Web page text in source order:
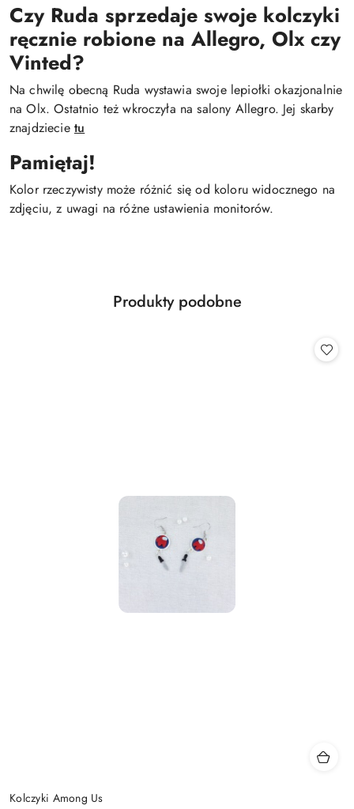
Czy Ruda sprzedaje swoje kolczyki
ręcznie robione na Allegro, Olx czy
Vinted?
Na chwilę obecną Ruda wystawia swoje lepiołki okazjonalnie
na Olx. Ostatnio też wkroczyła na salony Allegro. Jej skarby
znajdziecie tu
Pamiętaj!
Kolor rzeczywisty może różnić się od koloru widocznego na
zdjęciu, z uwagi na różne ustawienia monitorów.
Pomiń karuzelę produktów
Produkty
Produkty podobne
Kolczyki Among Us